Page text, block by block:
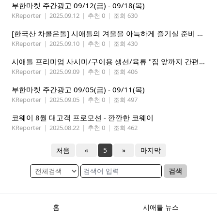
부한마켓 주간광고 09/12(금) - 09/18(목)
KReporter | 2025.09.12 | 추천 0 | 조회 630
[한국산 차콜온돌] 시애틀의 겨울을 아늑하게 즐기실 준비 되셨나요?
KReporter | 2025.09.10 | 추천 0 | 조회 430
시애틀 프리미엄 사시미/구이용 생선/육류 "집 앞까지 간편하게" – 영오션샵닷컴
KReporter | 2025.09.09 | 추천 0 | 조회 406
부한마켓 주간광고 09/05(금) - 09/11(목)
KReporter | 2025.09.05 | 추천 0 | 조회 497
코웨이 8월 대고객 프로모션 - 깐깐한 코웨이
KReporter | 2025.08.22 | 추천 0 | 조회 462
처음 « 5 » 마지막
검색
홈 시애틀 뉴스